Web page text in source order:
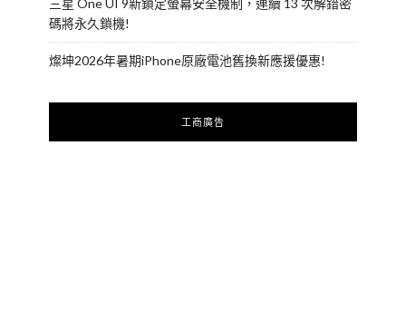
三星 One UI 9新鎖定螢幕安全機制，連續 13 次解錯密
碼將永久鎖機!
燦坤2026年暑期iPhone原廠電池舊換新應援優惠!
工商廣告